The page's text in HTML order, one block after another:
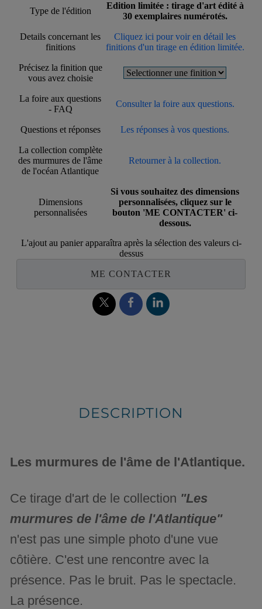
Type de l'édition
Edition limitée : tirage d'art édité à
30 exemplaires numérotés.
Details concernant les
finitions
Cliquez ici pour voir en détail les
finitions d'un tirage en édition limitée.
Précisez la finition que
vous avez choisie
La foire aux questions
- FAQ
Consulter la foire aux questions.
Questions et réponses Les réponses à vos questions.
La collection complète
des murmures de l'âme
de l'océan Atlantique
Retourner à la collection.
Dimensions
personnalisées
Si vous souhaitez des dimensions
personnalisées, cliquez sur le
bouton 'ME CONTACTER' ci-
dessous.
L'ajout au panier apparaîtra après la sélection des valeurs ci-
dessus
ME CONTACTER
DESCRIPTION
Les murmures de l'âme de l'Atlantique.
Ce tirage d'art de le collection "Les
murmures de l'âme de l'Atlantique"
n'est pas une simple photo d'une vue
côtière. C'est une rencontre avec la
présence. Pas le bruit. Pas le spectacle.
La présence.